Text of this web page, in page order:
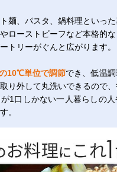
麺、パスタ、鍋料理といっ
ローストビーフなど本格的な
トリーがぐんと広がります。
10℃単位で調節でき、低温調
り外して丸洗いできるので
1口しかない一人暮らしの
。